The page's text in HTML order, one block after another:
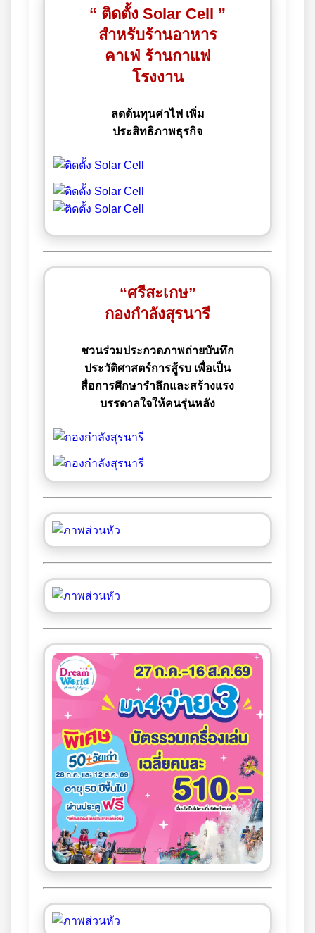
“ ติดตั้ง Solar Cell ”
สำหรับร้านอาหาร
คาเฟ่ ร้านกาแฟ
โรงงาน
ลดต้นทุนค่าไฟ เพิ่ม
ประสิทธิภาพธุรกิจ
“ศรีสะเกษ”
กองกำลังสุรนารี
ชวนร่วมประกวดภาพถ่ายบันทึก
ประวัติศาสตร์การสู้รบ เพื่อเป็น
สื่อการศึกษารำลึกและสร้างแรง
บรรดาลใจให้คนรุ่นหลัง